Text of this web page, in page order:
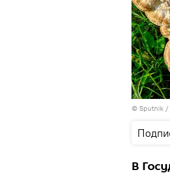
© Sputnik /
В